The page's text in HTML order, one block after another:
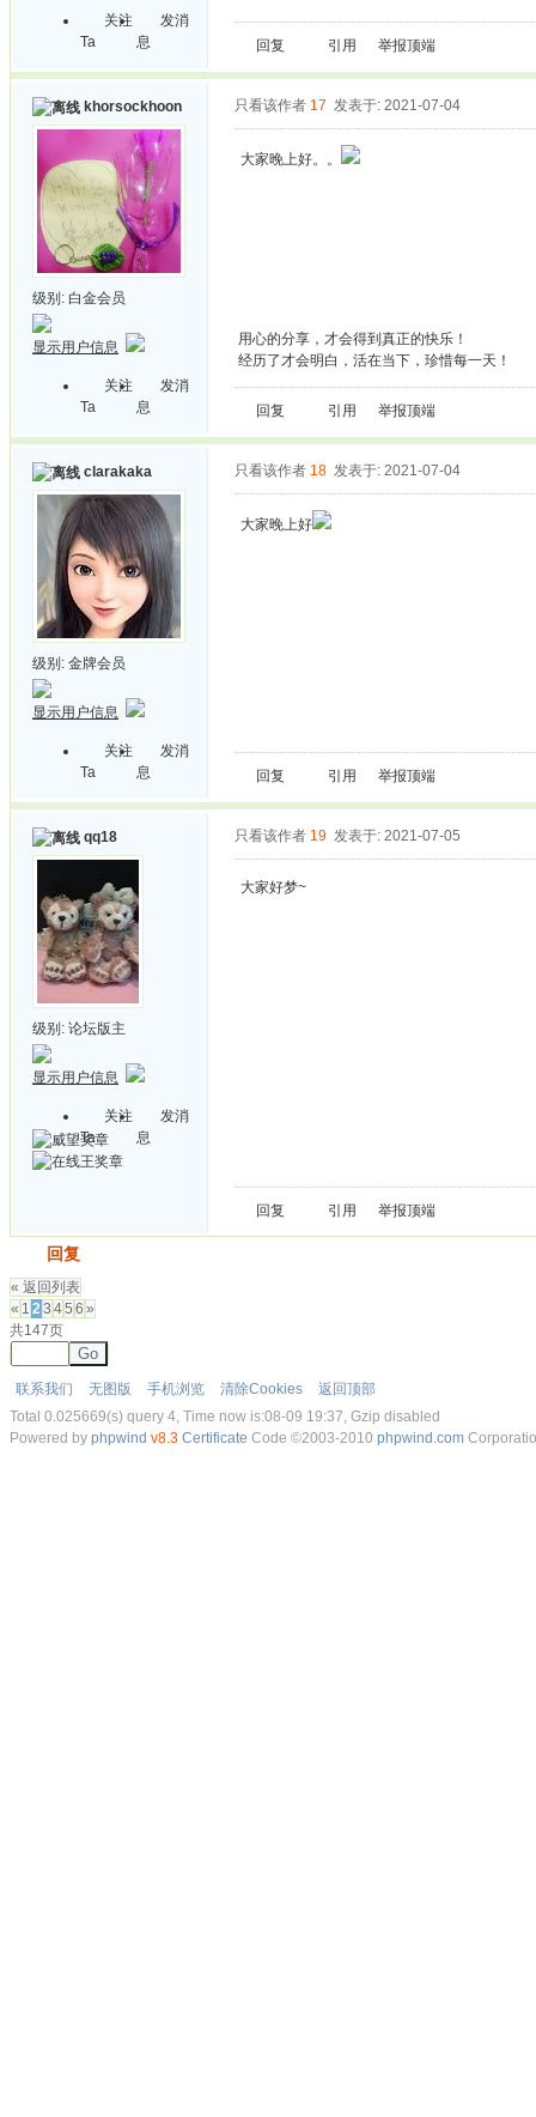
关注
Ta
发消
息
回复 引用 举报顶端
khorsockhoon
级别: 白金会员
显示用户信息
关注
Ta
发消
息
只看该作者 17 发表于: 2021-07-04
大家晚上好。。
用心的分享，才会得到真正的快乐！
经历了才会明白，活在当下，珍惜每一天！
回复 引用 举报顶端
clarakaka
级别: 金牌会员
显示用户信息
关注
Ta
发消
息
只看该作者 18 发表于: 2021-07-04
大家晚上好
回复 引用 举报顶端
qq18
级别: 论坛版主
显示用户信息
关注
Ta
发消
息
只看该作者 19 发表于: 2021-07-05
大家好梦~
回复 引用 举报顶端
回复
« 返回列表
« 1 23 45 6 »
共147页
Go
联系我们 无图版 手机浏览 清除Cookies
返回顶部
Total 0.025669(s) query 4, Time now is:08-09 19:37, Gzip disabled
Powered by phpwind v8.3 Certificate Code ©2003-2010 phpwind.com